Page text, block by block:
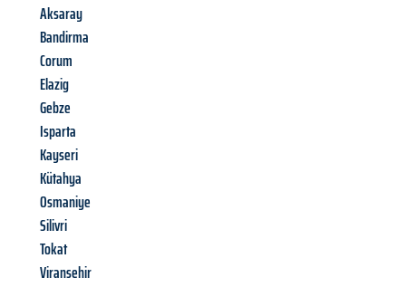
Aksaray
Bandirma
Corum
Elazig
Gebze
Isparta
Kayseri
Kütahya
Osmaniye
Silivri
Tokat
Viransehir